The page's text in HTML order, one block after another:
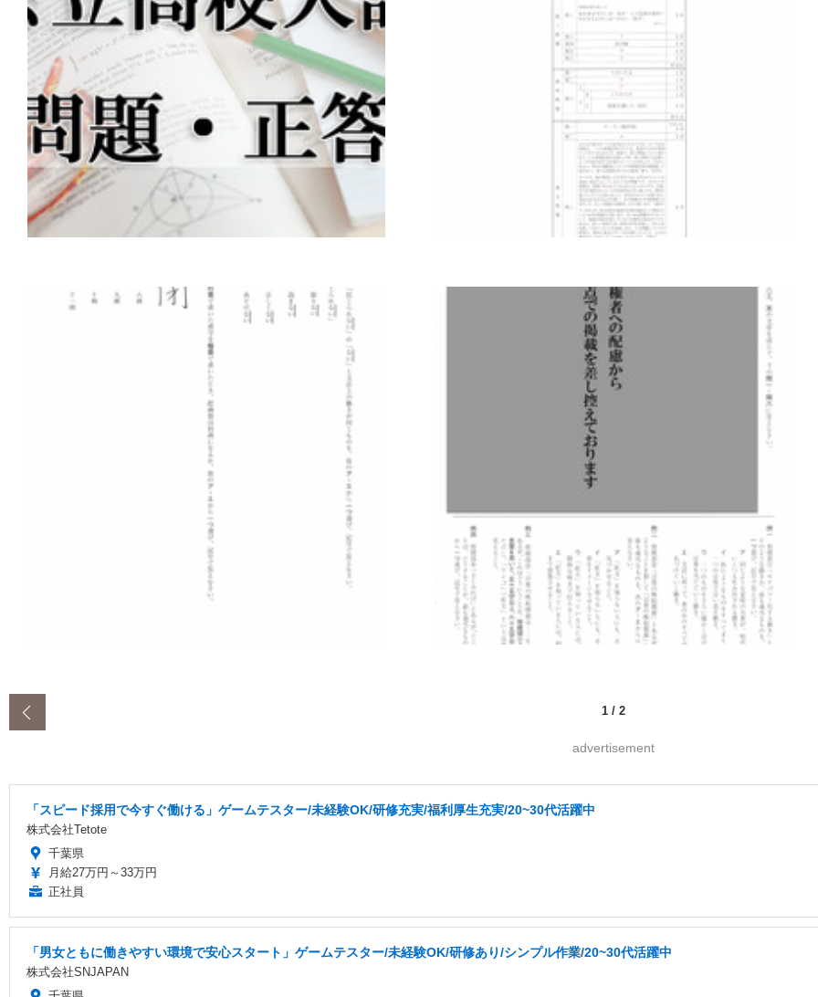
1 / 2
advertisement
「スピード採用で今すぐ働ける」ゲームテスター/未経験OK/研修充実/福利厚生充実/20~30代活躍中
株式会社Tetote
千葉県
月給27万円～33万円
正社員
「男女ともに働きやすい環境で安心スタート」ゲームテスター/未経験OK/研修あり/シンプル作業/20~30代活躍中
株式会社SNJAPAN